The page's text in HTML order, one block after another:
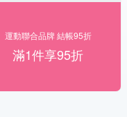
運動聯合品牌 結帳95折
滿1件享95折